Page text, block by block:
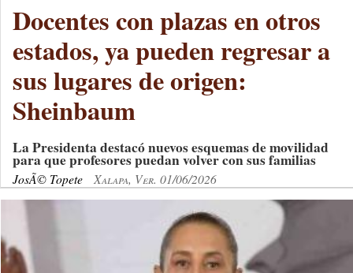
Docentes con plazas en otros
estados, ya pueden regresar a
sus lugares de origen:
Sheinbaum
La Presidenta destacó nuevos esquemas de movilidad
para que profesores puedan volver con sus familias
JosÃ© Topete Xalapa, Ver. 01/06/2026